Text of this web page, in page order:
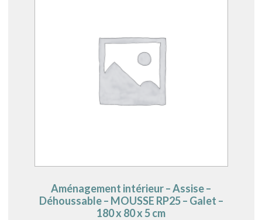
Aménagement intérieur – Assise –
Déhoussable – MOUSSE RP25 – Galet –
180 x 80 x 5 cm